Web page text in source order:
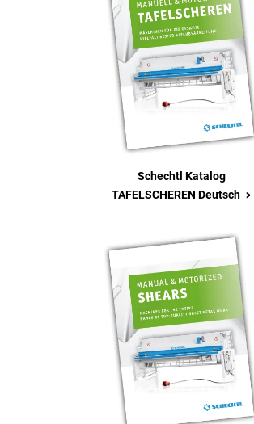
Schechtl Katalog
TAFELSCHEREN Deutsch >